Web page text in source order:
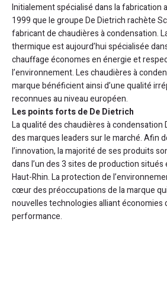
Initialement spécialisé dans la fabrication
1999 que le groupe De Dietrich rachète
fabricant de chaudières à condensation.
thermique est aujourd’hui spécialisée
chauffage économes en énergie et
l’environnement. Les chaudières à
marque bénéficient ainsi d’une qualité
reconnues au niveau européen.
Les points forts de De Dietrich
La qualité des chaudières à condensation
des marques leaders sur le marché. Afin
l’innovation, la majorité de ses produits
dans l’un des 3 sites de production situés
Haut-Rhin. La protection de
cœur des préoccupations de la marque
nouvelles technologies alliant économies
performance.